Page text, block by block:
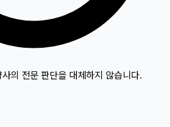
사의 전문 판단을 대체하지 않습니다.